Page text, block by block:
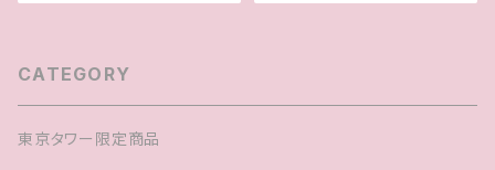
CATEGORY
東京タワー限定商品